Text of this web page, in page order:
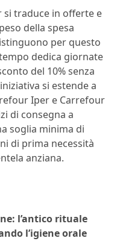
si traduce in offerte e
della spesa
per questo
dedica giornate
del 10% senza
si estende a
Iper e Carrefour
di consegna a
soglia minima di
di prima necessità
anziana.
l’antico rituale
l’igiene orale